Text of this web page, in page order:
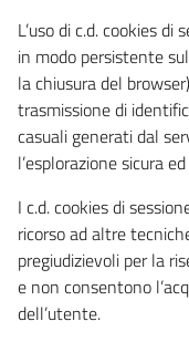
L’uso di c.d. cookies
in modo persistente
la chiusura del
trasmissione di
casuali generati dal
l’esplorazione sicura
I c.d. cookies di
ricorso ad altre
pregiudizievoli per la
e non consentono
dell’utente.